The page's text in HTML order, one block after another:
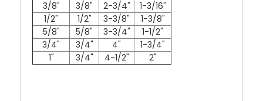
3/8" 3/8" 2-3/4"
1-3/16"
1/2"
1/2" 3-3/8"
1-3/8"
5/8"
5/8" 3-3/4"
1-1/2"
3/4"
3/4" 4"
1-3/4"
1"
3/4" 4-1/2" 2"